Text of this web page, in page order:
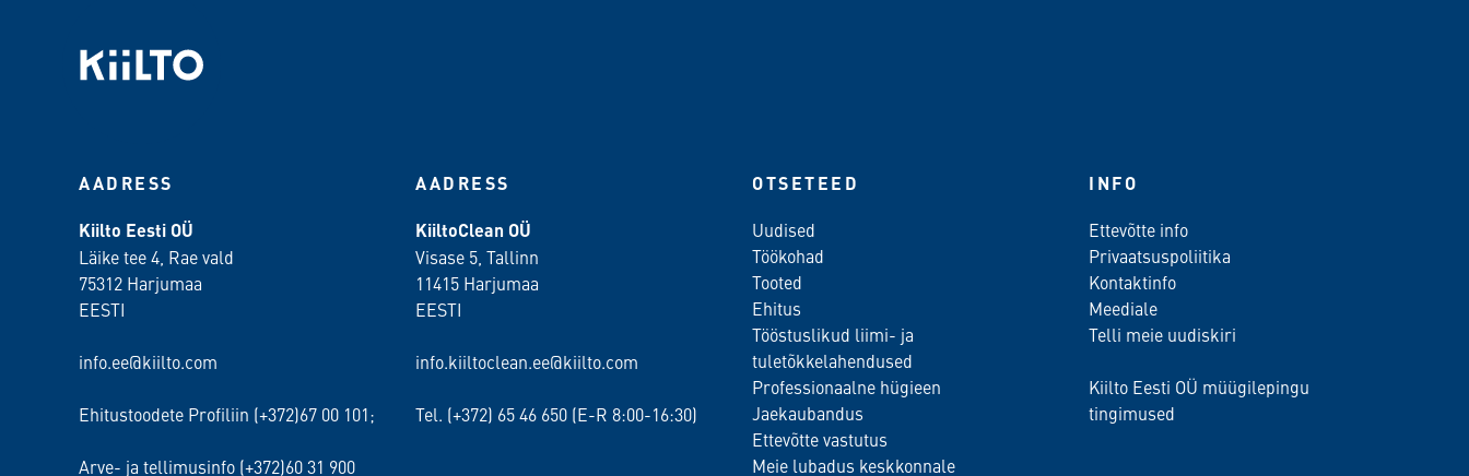
AADRESS
Kiilto Eesti OÜ
Läike tee 4, Rae vald
75312 Harjumaa
EESTI
info.ee@kiilto.com
Ehitustoodete Profiliin (+372)67 00 101;
Arve- ja tellimusinfo (+372)60 31 900
AADRESS
KiiltoClean OÜ
Visase 5, Tallinn
11415 Harjumaa
EESTI
info.kiiltoclean.ee@kiilto.com
Tel. (+372) 65 46 650 (E-R 8:00-16:30)
OTSETEED
Uudised
Töökohad
Tooted
Ehitus
Tööstuslikud liimi- ja
tuletõkkelahendused
Professionaalne hügieen
Jaekaubandus
Ettevõtte vastutus
Meie lubadus keskkonnale
INFO
Ettevõtte info
Privaatsuspoliitika
Kontaktinfo
Meediale
Telli meie uudiskiri
Kiilto Eesti OÜ müügilepingu
tingimused